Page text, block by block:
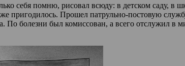
себя помню, рисовал всюду: в детском саду, в
пригодилось. Прошел патрульно-постовую
болезни был комиссован, а всего отслужил в